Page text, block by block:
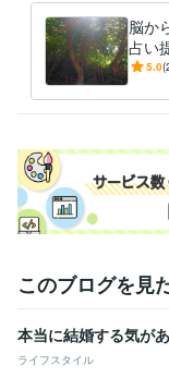
ヒーリングエネルギ
９：００
１１：００
１３：００
１４：００
１５：００
時間帯はこちらで決め
い出来ます。
職歴
秘密事務所
脳か
占い
らク
5.0
このブログを見
本当に結婚する気が
ライフスタイル